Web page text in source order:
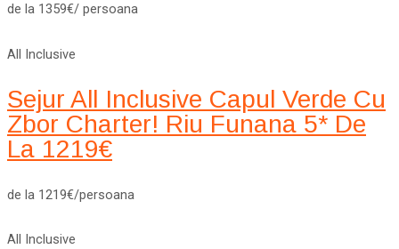
de la 1359€/ persoana
All Inclusive
Sejur All Inclusive Capul Verde Cu
Zbor Charter! Riu Funana 5* De
La 1219€
de la 1219€/persoana
All Inclusive